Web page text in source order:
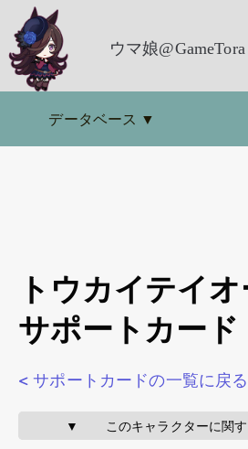
ウマ娘@GameTora
データベース ▼
トウカイテイ
サポートカード
< サポートカードの一覧に戻る
▼       このキャラクターに関